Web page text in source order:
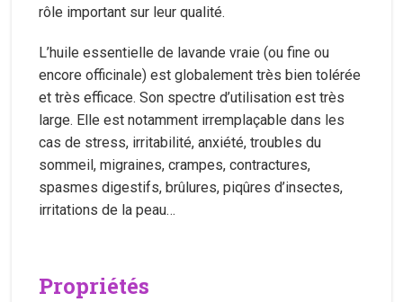
rôle important sur leur qualité.
L’huile essentielle de lavande vraie (ou fine ou
encore officinale) est globalement très bien tolérée
et très efficace. Son spectre d’utilisation est très
large. Elle est notamment irremplaçable dans les
cas de stress, irritabilité, anxiété, troubles du
sommeil, migraines, crampes, contractures,
spasmes digestifs, brûlures, piqûres d’insectes,
irritations de la peau…
Propriétés